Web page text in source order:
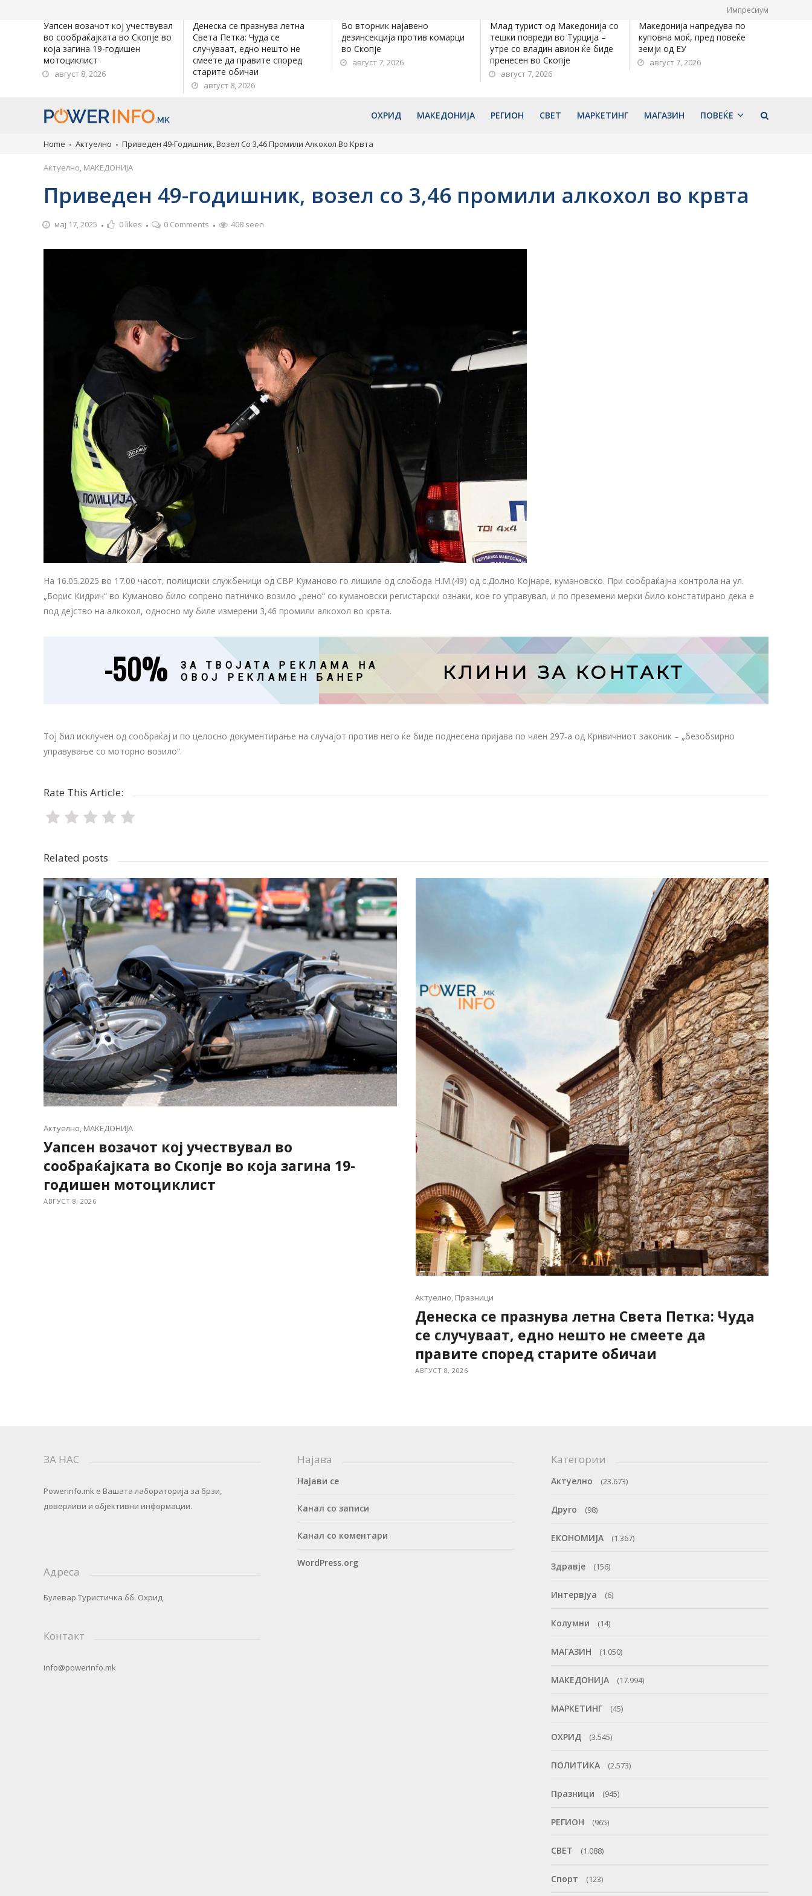
Импресиум
Уапсен возачот кој учествувал
во сообраќајката во Скопје во
која загина 19-годишен
мотоциклист
август 8, 2026
Денеска се празнува летна
Света Петка: Чуда се
случуваат, едно нешто не
смеете да правите според
старите обичаи
август 8, 2026
Во вторник најавено
дезинсекција против комарци
во Скопје
август 7, 2026
Млад турист од Македонија со
тешки повреди во Турција –
утре со владин авион ќе биде
пренесен во Скопје
август 7, 2026
Македонија напредува по
куповна моќ, пред повеќе
земји од ЕУ
август 7, 2026
ОХРИД МАКЕДОНИЈА РЕГИОН СВЕТ МАРКЕТИНГ МАГАЗИН ПОВЕЌЕ
Home Актуелно Приведен 49-Годишник, Возел Со 3,46 Промили Алкохол Во Крвта
Актуелно, МАКЕДОНИЈА
Приведен 49-годишник, возел со 3,46 промили алкохол во крвта
мај 17, 2025 0 likes 0 Comments 408 seen
На 16.05.2025 во 17.00 часот, полициски службеници од СВР Куманово го лишиле од слобода Н.М.(49) од с.Долно Којнаре, кумановско. При сообраќајна контрола на ул.
„Борис Кидрич“ во Куманово било сопрено патничко возило „рено“ со кумановски регистарски ознаки, кое го управувал, и по преземени мерки било констатирано дека е
под дејство на алкохол, односно му биле измерени 3,46 промили алкохол во крвта.
-50%
ЗА ТВОЈАТА РЕКЛАМА НА
ОВОЈ РЕКЛАМЕН БАНЕР
КЛИНИ ЗА КОНТАКТ
Тој бил исклучен од сообраќај и по целосно документирање на случајот против него ќе биде поднесена пријава по член 297-а од Кривичниот законик – „безобѕирно
управување со моторно возило“.
Rate This Article:
Related posts
Актуелно, МАКЕДОНИЈА
Уапсен возачот кој учествувал во
сообраќајката во Скопје во која загина 19-
годишен мотоциклист
АВГУСТ 8, 2026
Актуелно Празници
Денеска се празнува летна Света Петка: Чуда
се случуваат, едно нешто не смеете да
правите според старите обичаи
АВГУСТ 8, 2026
ЗА НАС
Powerinfo.mk e Вашата лабораторија за брзи,
доверливи и објективни информации.
Адреса
Булевар Туристичка бб. Охрид
Контакт
info@powerinfo.mk
Најава
Најави се
Канал со записи
Канал со коментари
WordPress.org
Категории
Актуелно (23.673)
Друго (98)
ЕКОНОМИЈА (1.367)
Здравје (156)
Интервјуа (6)
Колумни (14)
МАГАЗИН (1.050)
МАКЕДОНИЈА (17.994)
МАРКЕТИНГ (45)
ОХРИД (3.545)
ПОЛИТИКА (2.573)
Празници (945)
РЕГИОН (965)
СВЕТ (1.088)
Спорт (123)